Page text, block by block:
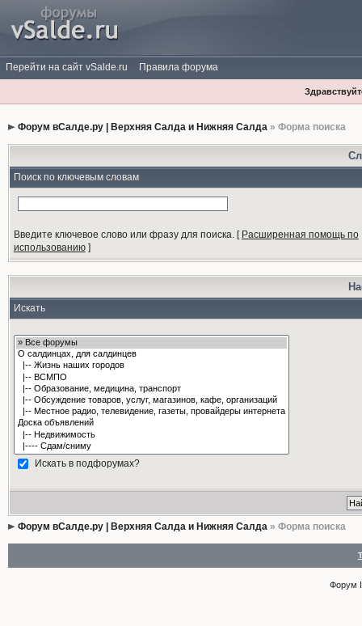
Перейти на сайт vSalde.ru Правила форума
Форум вСалде.ру | Верхняя Салда и Нижняя Салда» Форма поиска
Поиск по ключевым словам
Введите ключевое слово или фразу для поиска.[ Расширенная помощь по
использованию]
Искать
Искать в подфорумах?
Форум вСалде.ру | Верхняя Салда и Нижняя Салда» Форма поиска
Форум